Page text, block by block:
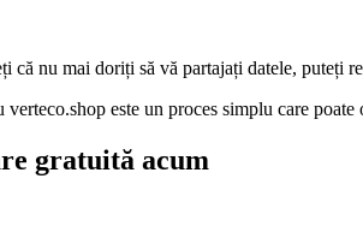
că nu mai doriți să vă partajați datele, puteți
este un proces simplu care
gratuită acum